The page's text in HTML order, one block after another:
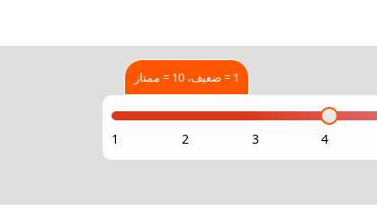
1 = ضعيف، 10 = ممتاز